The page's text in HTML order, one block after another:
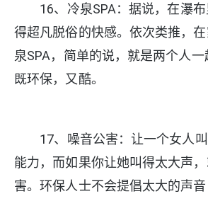
16、冷泉SPA：据说，在瀑布
得超凡脱俗的快感。依次类推，
泉SPA，简单的说，就是两个人一
既环保，又酷。
17、噪音公害：让一个女人叫
能力，而如果你让她叫得太大声
害。环保人士不会提倡太大的声